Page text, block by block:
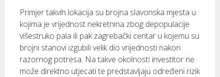
Primjer takvih lokacija su brojna slavonska mjesta u
kojima je vrijednost nekretnina zbog depopulacije
višestruko pala ili pak zagrebački centar u kojemu su
brojni stanovi izgubili velik dio vrijednosti nakon
razornog potresa. Na takve okolnosti investitor ne
može direktno utjecati te predstavljaju određeni rizik